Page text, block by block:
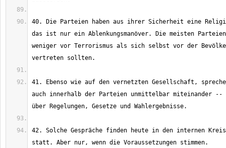
40. Die Parteien haben aus ihrer Sicherheit eine
das ist nur ein Ablenkungsmanöver. Die meisten
weniger vor Terrorismus als sich selbst vor der
41. Ebenso wie auf den vernetzten Gesellschaft,
auch innerhalb der Parteien unmittelbar miteinander --
42. Solche Gespräche finden heute in den internen